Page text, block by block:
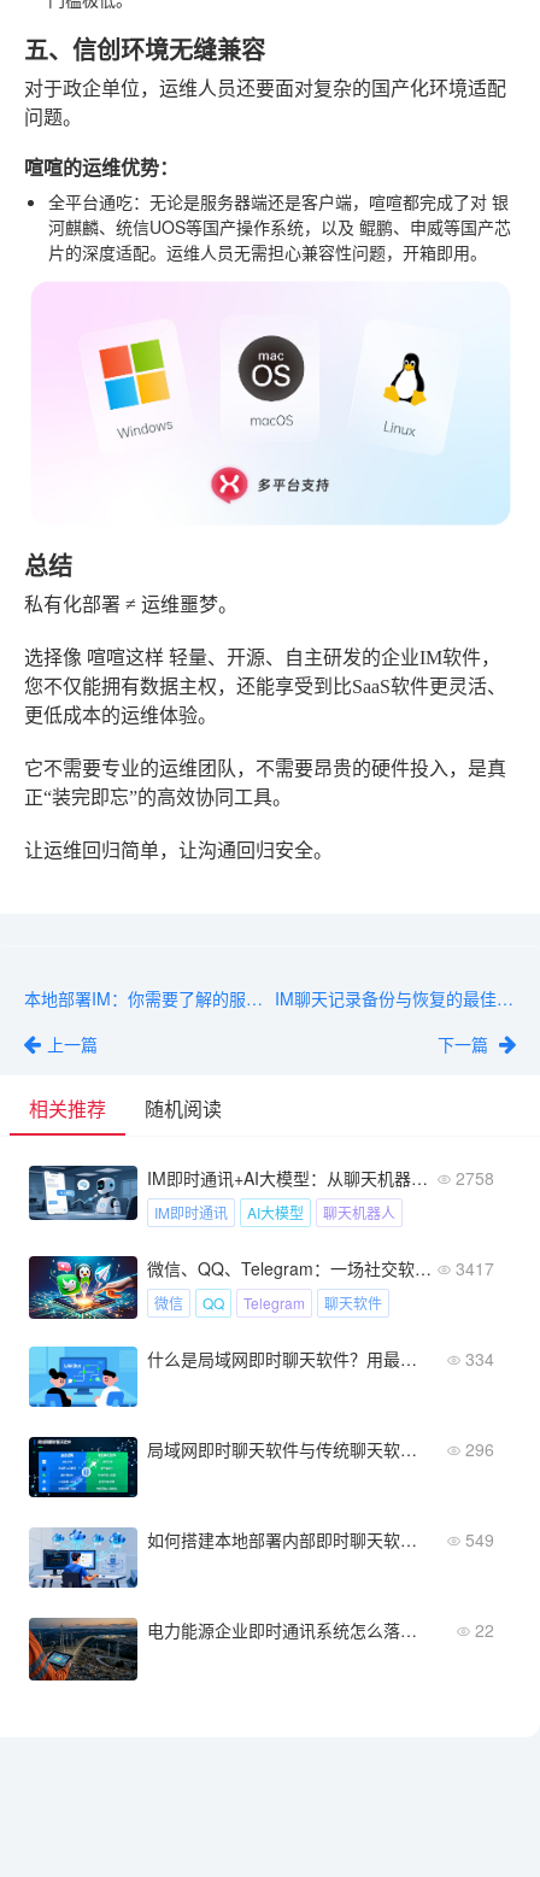
五、信创环境无缝兼容
对于政企单位，运维人员还要面对复杂的国产化环境适配
问题。
喧喧的运维优势：
全平台通吃：无论是服务器端还是客户端，喧喧都完成了对 银
河麒麟、统信UOS等国产操作系统，以及 鲲鹏、申威等国产芯
片的深度适配。运维人员无需担心兼容性问题，开箱即用。
总结
私有化部署 ≠ 运维噩梦。
选择像 喧喧这样 轻量、开源、自主研发的企业IM软件，
您不仅能拥有数据主权，还能享受到比SaaS软件更灵活、
更低成本的运维体验。
它不需要专业的运维团队，不需要昂贵的硬件投入，是真
正“装完即忘”的高效协同工具。
让运维回归简单，让沟通回归安全。
本地部署IM：你需要了解的服务器和网络知识
上一篇
IM聊天记录备份与恢复的最佳实践
下一篇
相关推荐 随机阅读
IM即时通讯+AI大模型：从聊天机器人到“智能对话伙伴”的进化论！ 2758
IM即时通讯 AI大模型 聊天机器人
微信、QQ、Telegram：一场社交软件的「私人定制」选择题 3417
微信 QQ Telegram 聊天软件
什么是局域网即时聊天软件？用最简单的话讲清核心概念 334
局域网即时聊天软件与传统聊天软件的区别是什么？用表格对比底层逻辑 296
如何搭建本地部署内部即时聊天软件？完整步骤与流程指南 549
电力能源企业即时通讯系统怎么落地？关注野外运维与跨区域协同 22